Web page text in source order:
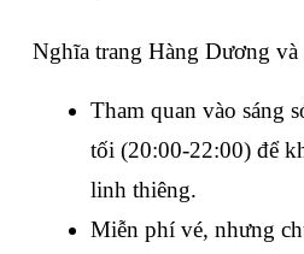
Nghĩa trang Hàng Dương
Tham quan vào sáng
tối (20:00-22:00) để
linh thiêng.
Miễn phí vé, nhưng